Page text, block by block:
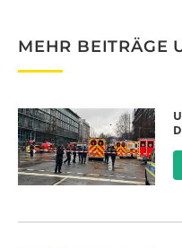
MEHR BEITRÄGE